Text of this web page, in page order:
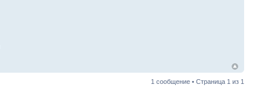
1 сообщение • Страница 1 из 1